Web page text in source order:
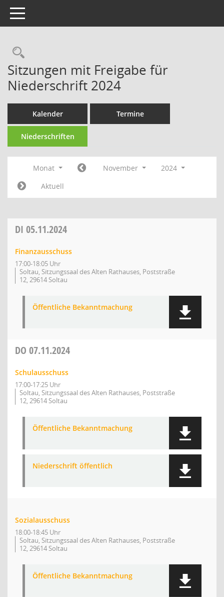
Toggle navigation
Rechercheauswahl
Sitzungen mit Freigabe für
Niederschrift 2024
Kalender Termine
Niederschriften
Monat November
2024
Aktuell
DI 05.11.2024
Finanzausschuss
17:00-18:05 Uhr
Soltau, Sitzungssaal des Alten Rathauses, Poststraße
12, 29614 Soltau
Öffentliche Bekanntmachung
DO 07.11.2024
Schulausschuss
17:00-17:25 Uhr
Soltau, Sitzungssaal des Alten Rathauses, Poststraße
12, 29614 Soltau
Öffentliche Bekanntmachung
Niederschrift öffentlich
Sozialausschuss
18:00-18:45 Uhr
Soltau, Sitzungssaal des Alten Rathauses, Poststraße
12, 29614 Soltau
Öffentliche Bekanntmachung